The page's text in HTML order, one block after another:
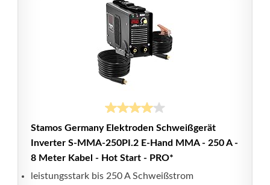
Stamos Germany Elektroden Schweißgerät
Inverter S-MMA-250PI.2 E-Hand MMA - 250 A -
8 Meter Kabel - Hot Start - PRO*
leistungsstark bis 250 A Schweißstrom